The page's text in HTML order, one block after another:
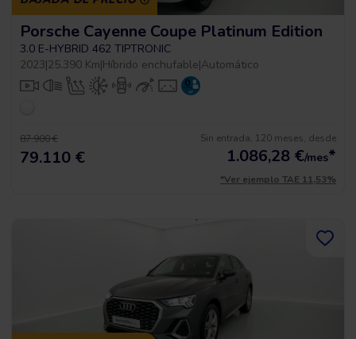
Porsche Cayenne Coupe Platinum Edition
3.0 E-HYBRID 462 TIPTRONIC
2023|25.390 Km|Híbrido enchufable|Automático
87.900 €
79.110 €
Sin entrada, 120 meses, desde
1.086,28 €/mes*
*Ver ejemplo TAE 11,53%